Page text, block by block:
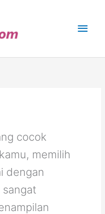
Main
cocok
memilih
dengan